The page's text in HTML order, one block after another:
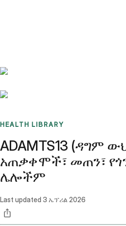
HEALTH LIBRARY
ADAMTS13 (ዳግም
አጠቃቀሞች፣ መጠን፣
ሌሎችም
Last updated 3 ኤፕሪል 2026